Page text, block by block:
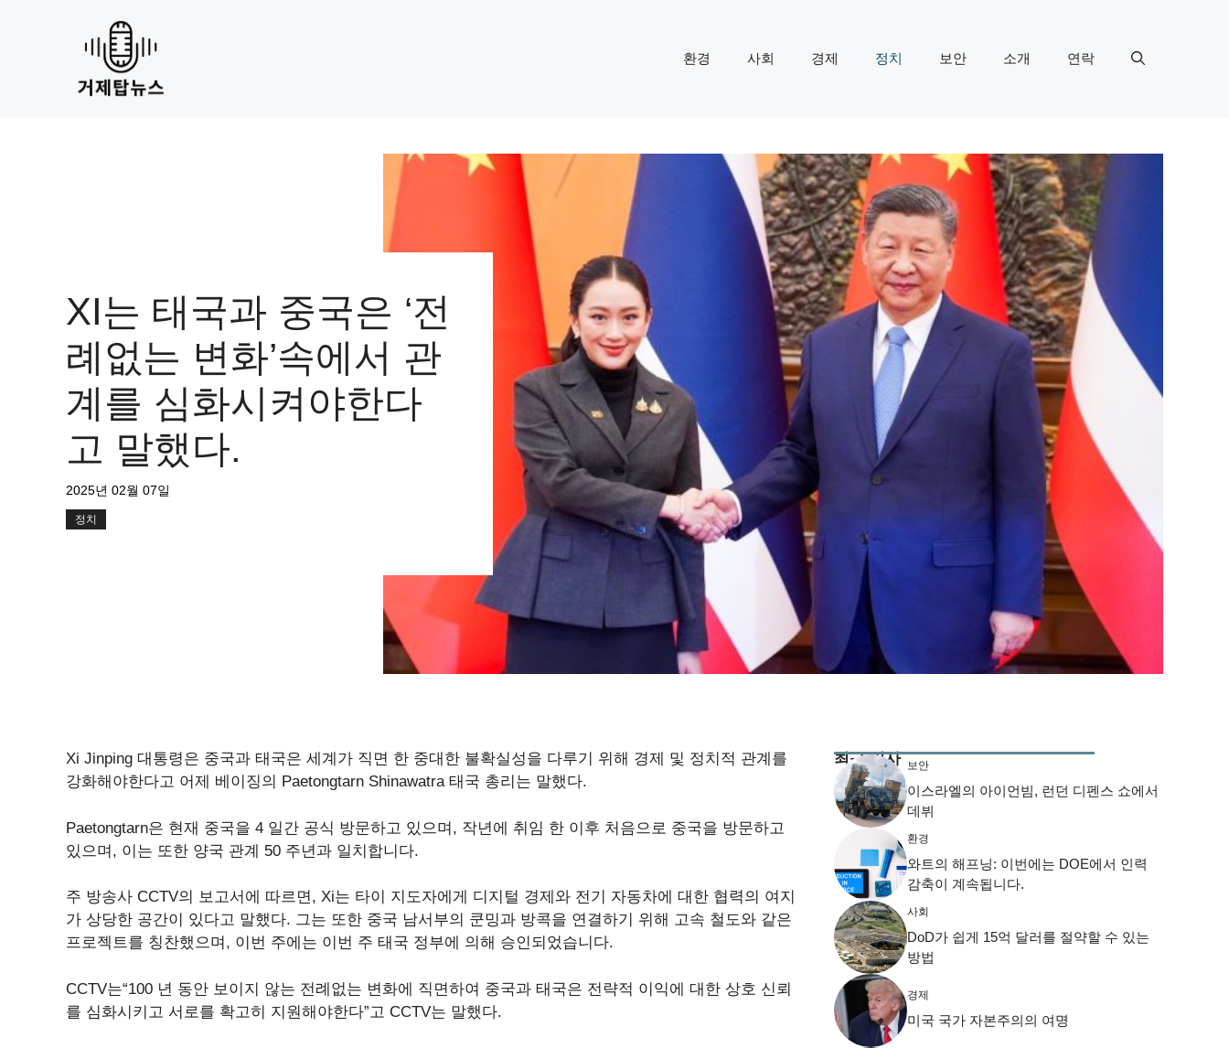
환경 사회 경제 정치 보안 소개 연락
XI는 태국과 중국은 ‘전
례없는 변화’속에서 관
계를 심화시켜야한다
고 말했다.
2025년 02월 07일
정치
Xi Jinping 대통령은 중국과 태국은 세계가 직면 한 중대한 불확실성을 다루기 위해 경제 및 정치적 관계를
강화해야한다고 어제 베이징의 Paetongtarn Shinawatra 태국 총리는 말했다.
Paetongtarn은 현재 중국을 4 일간 공식 방문하고 있으며, 작년에 취임 한 이후 처음으로 중국을 방문하고
있으며, 이는 또한 양국 관계 50 주년과 일치합니다.
주 방송사 CCTV의 보고서에 따르면, Xi는 타이 지도자에게 디지털 경제와 전기 자동차에 대한 협력의 여지
가 상당한 공간이 있다고 말했다. 그는 또한 중국 남서부의 쿤밍과 방콕을 연결하기 위해 고속 철도와 같은
프로젝트를 칭찬했으며, 이번 주에는 이번 주 태국 정부에 의해 승인되었습니다.
CCTV는“100 년 동안 보이지 않는 전례없는 변화에 직면하여 중국과 태국은 전략적 이익에 대한 상호 신뢰
를 심화시키고 서로를 확고히 지원해야한다”고 CCTV는 말했다.
최근 기사 보안
이스라엘의 아이언빔, 런던 디펜스 쇼에서
데뷔
환경
와트의 해프닝: 이번에는 DOE에서 인력
감축이 계속됩니다.
사회
DoD가 쉽게 15억 달러를 절약할 수 있는
방법
경제
미국 국가 자본주의의 여명